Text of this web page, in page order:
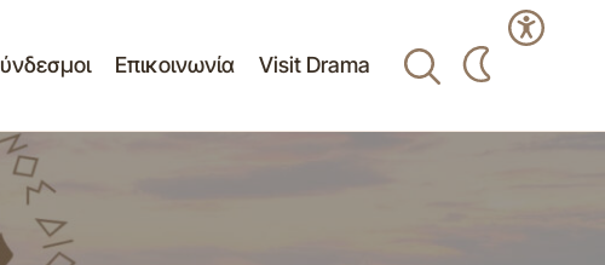
Επικοινωνία Visit Drama
Συμβουλίου